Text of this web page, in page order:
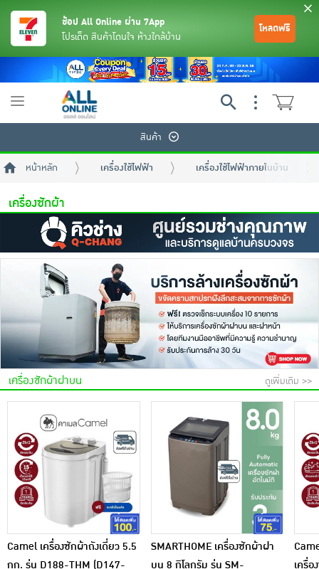
ย้อนกลับ
เครื่องดื่มและผงชงดื่ม
เครื่องปรุงรสและของแห้ง
ขนมขบเคี้ยว และช็อคโกแลต
ย้อนกลับ
ย้อนกลับ
ย้อนกลับ
ย้อนกลับ
ย้อนกลับ
ย้อนกลับ
ย้อนกลับ
ย้อนกลับ
ย้อนกลับ
พระเครื่อง test pop
ย้อนกลับ
ช้อป All Online ผ่าน 7App
โปรเด็ด สินค้าโดนใจ ห้างใกล้บ้าน
โหลดฟรี
Toggle
สินค้า
หน้าหลัก เครื่องใช้ไฟฟ้า เครื่องใช้ไฟฟ้าภายในบ้าน
เครื่องซักผ้า
เครื่องซักผ้าฝาบน ดูเพิ่มเติม >>
Camel เครื่่องซักผ้าถังเดี่ยว 5.5
กก. รุ่น D188-THM (D147-
SMARTHOME เครื่องซักผ้าฝา
บน 8 กิโลกรัม รุ่น SM-
เครื่อ